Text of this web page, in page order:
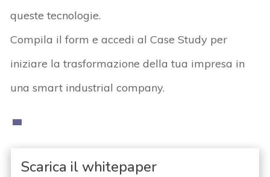
queste tecnologie.
Compila il form e accedi al Case Study per
iniziare la trasformazione della tua impresa in
una smart industrial company.
Scarica il whitepaper